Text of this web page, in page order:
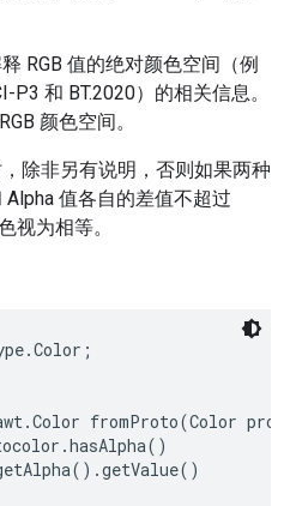
RGB 值的绝对颜色空间（例
P3 和 BT.2020）的相关信息。
颜色空间。
除非另有说明，否则如果两种
值各自的差值不超过
视为相等。
fromProto(Color